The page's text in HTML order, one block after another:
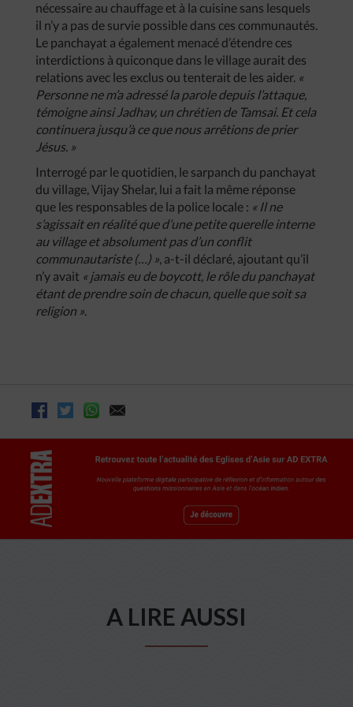
nécessaire au chauffage et à la cuisine sans lesquels
il n’y a pas de survie possible dans ces communautés.
Le panchayat a également menacé d’étendre ces
interdictions à quiconque dans le village aurait des
relations avec les exclus ou tenterait de les aider. «
Personne ne m’a adressé la parole depuis l’attaque,
témoigne ainsi Jadhav, un chrétien de Tamsai. Et cela
continuera jusqu’à ce que nous arrêtions de prier
Jésus. »
Interrogé par le quotidien, le sarpanch du panchayat
du village, Vijay Shelar, lui a fait la même réponse
que les responsables de la police locale : « Il ne
s’agissait en réalité que d’une petite querelle interne
au village et absolument pas d’un conflit
communautariste (…) », a-t-il déclaré, ajoutant qu’il
n’y avait « jamais eu de boycott, le rôle du panchayat
étant de prendre soin de chacun, quelle que soit sa
religion ».
A LIRE AUSSI